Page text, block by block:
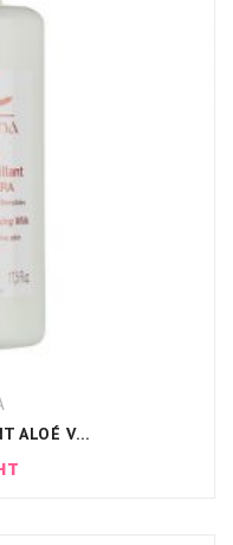
LAIT DÉMAQUILLANT ALOÉ VERA CARLINA